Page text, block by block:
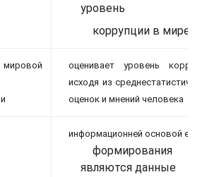
уровень
коррупции в мире
оценивает уровень коррупции
исходя из среднестатистических
оценок и мнений человека
информационней основой его
формирования
являются данные